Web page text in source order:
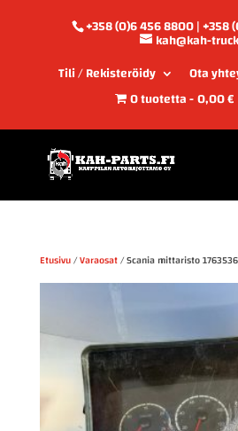
+358 (0)6 456 8800 | +358
kah@kah-
Tili / Rekisteröidy
Ota
0 tuotetta 0,00 €
Etusivu/Varaosat/ Scania mittaristo 1763536